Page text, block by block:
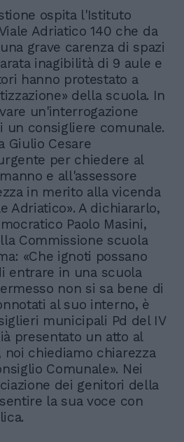
ospita l'Istituto
Adriatico 140 che da
grave carenza di spazi
inagibilità di 9 aule e
hanno protestato a
della scuola. In
un'interrogazione
un consigliere comunale.
Giulio Cesare
per chiedere al
e all'assessore
in merito alla vicenda
Adriatico». A dichiararlo,
Paolo Masini,
Commissione scuola
«Che ignoti possano
entrare in una scuola
non si sa bene di
al suo interno, è
municipali Pd del IV
presentato un atto al
chiediamo chiarezza
Comunale». Nei
dei genitori della
la sua voce con